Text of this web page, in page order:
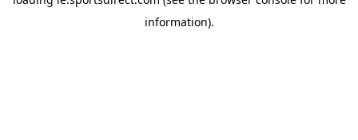
information).